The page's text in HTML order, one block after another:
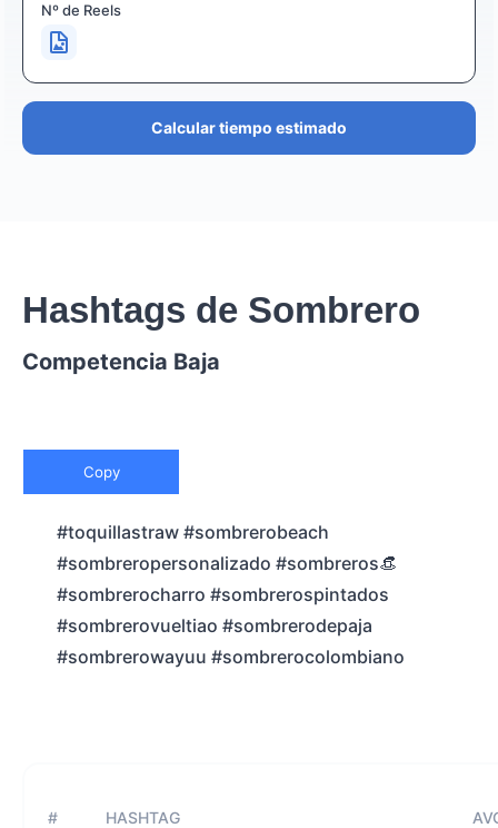
Nº de Reels
Calcular tiempo estimado
Hashtags de Sombrero
Competencia Baja
Copy
#toquillastraw #sombrerobeach
#sombreropersonalizado #sombreros👒
#sombrerocharro #sombrerospintados
#sombrerovueltiao #sombrerodepaja
#sombrerowayuu #sombrerocolombiano
# HASHTAG